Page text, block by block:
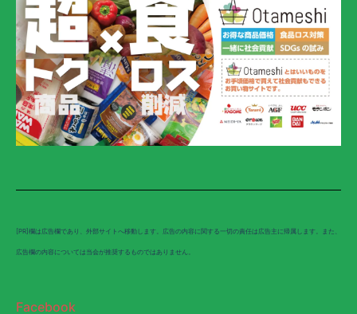
[PR]欄は広告欄であり、外部サイトへ移動します。広告の内容に関する一切の責任は広告主に帰属します。また、
広告欄の内容については当会が推奨するものではありません。
Facebook